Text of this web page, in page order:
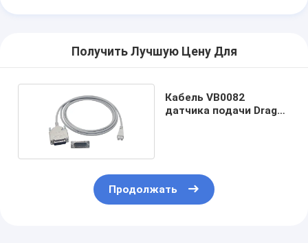
Получить Лучшую Цену Для
Кабель VB0082
датчика подачи Drager
Продолжать